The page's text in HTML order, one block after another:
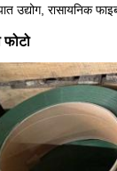
उद्योग, रासायनिक
फोटो